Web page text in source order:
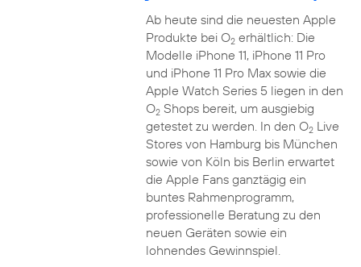
Ab heute sind die neuesten Apple
Produkte bei O2erhältlich: Die
Modelle iPhone 11, iPhone 11 Pro
und iPhone 11 Pro Max sowie die
Apple Watch Series 5 liegen in den
O2Shops bereit, um ausgiebig
getestet zu werden. In den O2Live
Stores von Hamburg bis München
sowie von Köln bis Berlin erwartet
die Apple Fans ganztägig ein
buntes Rahmenprogramm,
professionelle Beratung zu den
neuen Geräten sowie ein
lohnendes Gewinnspiel.